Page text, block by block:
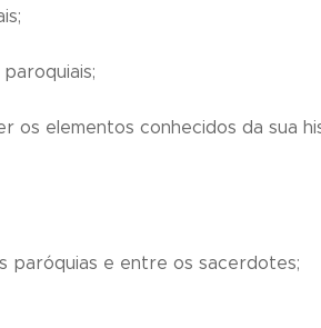
os elementos conhecidos da sua
paróquias e entre os sacerdotes;